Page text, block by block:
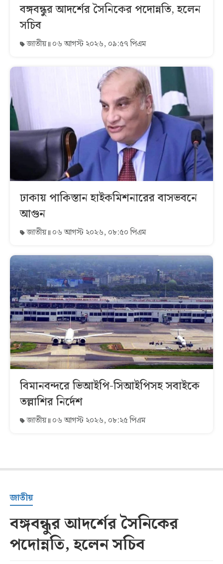
বঙ্গবন্ধুর আদর্শের সৈনিকের পদোন্নতি, হলেন
সচিব
জাতীয় ০৬ আগস্ট ২০২৬, ০৯:৫৭ পিএম
ঢাকায় পাকিস্তান হাইকমিশনারের বাসভবনে
আগুন
জাতীয় ০৬ আগস্ট ২০২৬, ০৮:৫০ পিএম
বিমানবন্দরে ভিআইপি-সিআইপিসহ সবাইকে
তল্লাশির নির্দেশ
জাতীয় ০৬ আগস্ট ২০২৬, ০৮:২৫ পিএম
জাতীয়
বঙ্গবন্ধুর আদর্শের সৈনিকের
পদোন্নতি, হলেন সচিব